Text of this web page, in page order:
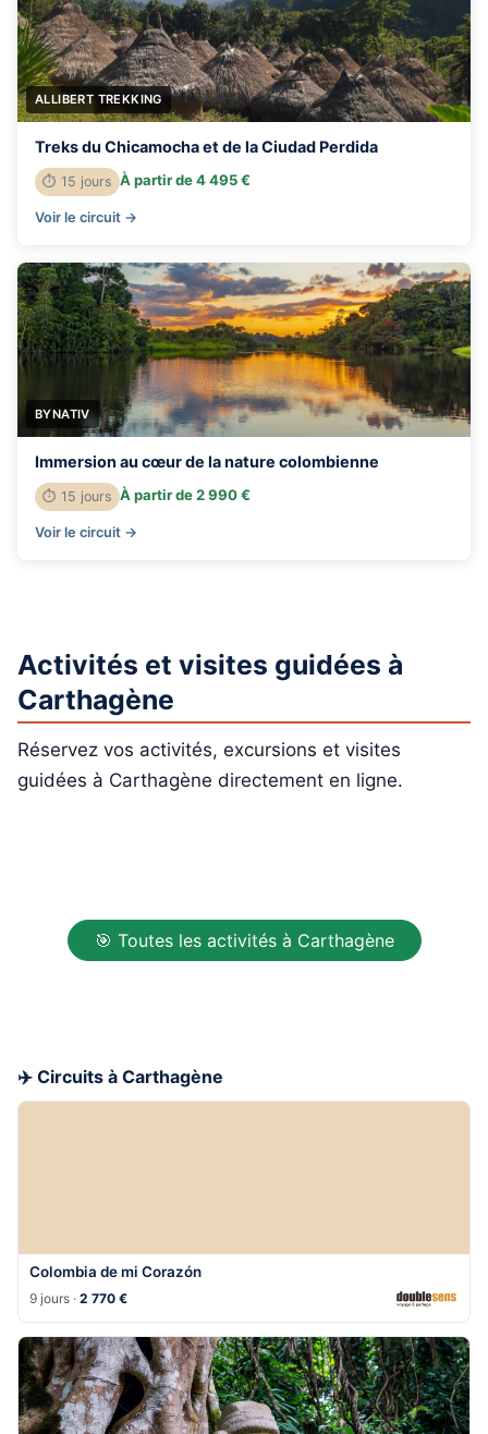
ALLIBERT TREKKING
Treks du Chicamocha et de la Ciudad Perdida
⏱ 15 jours À partir de 4 495 €
Voir le circuit →
BYNATIV
Immersion au cœur de la nature colombienne
⏱ 15 jours À partir de 2 990 €
Voir le circuit →
Activités et visites guidées à
Carthagène
Réservez vos activités, excursions et visites
guidées à Carthagène directement en ligne.
🎯 Toutes les activités à Carthagène
✈️ Circuits à Carthagène
Colombia de mi Corazón
9 jours ·2 770 €